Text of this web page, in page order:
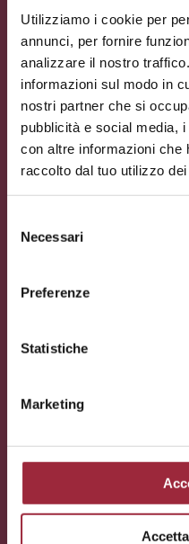
Utilizziamo i cookie per
annunci, per fornire
analizzare il nostro
informazioni sul modo in
nostri partner che si
pubblicità e social media,
con altre informazioni che
raccolto dal tuo utilizzo
delNecessari
Preferenze
Statistiche
Marketing
Info legali:
Cookie Policy
Resi
Dichiarazione di